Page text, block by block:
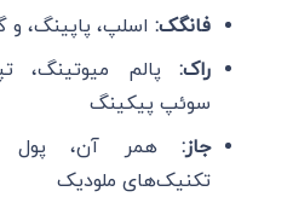
فانگک: اسلپ، پاپینگ، و
راک: پالم میوتینگ،
سوئپ پیکینگ
جاز: همر آن، پول
تکنیک‌های ملودیک